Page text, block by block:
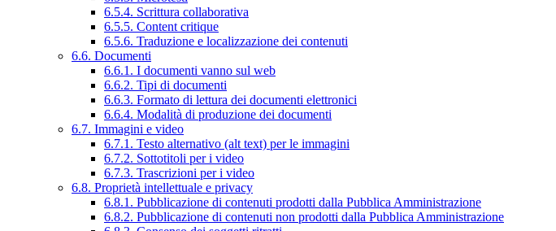
6.5.4. Scrittura collaborativa
6.5.5. Content critique
6.5.6. Traduzione e localizzazione dei contenuti
6.6. Documenti
6.6.1. I documenti vanno sul web
6.6.2. Tipi di documenti
6.6.3. Formato di lettura dei documenti elettronici
6.6.4. Modalità di produzione dei documenti
6.7. Immagini e video
6.7.1. Testo alternativo (alt text) per le immagini
6.7.2. Sottotitoli per i video
6.7.3. Trascrizioni per i video
6.8. Proprietà intellettuale e privacy
6.8.1. Pubblicazione di contenuti prodotti dalla Pubblica Amministrazione
6.8.2. Pubblicazione di contenuti non prodotti dalla Pubblica Amministrazione